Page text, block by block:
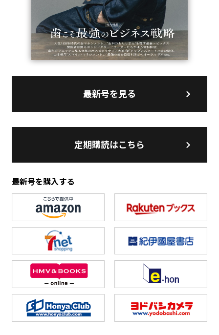
最新号を見る
定期購読はこちら
最新号を購入する